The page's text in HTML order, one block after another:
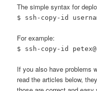
The simple syntax for
$ ssh-copy-id
For example:
$ ssh-copy-id
If you also have problems
read the articles below,